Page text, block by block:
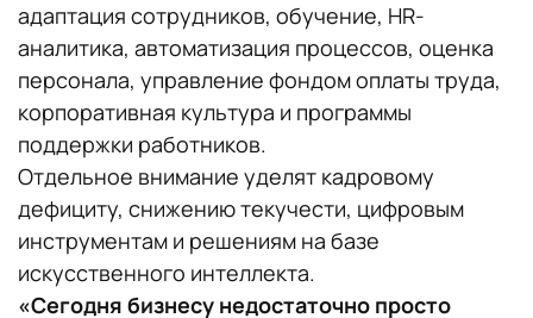
адаптация сотрудников, обучение, HR-
аналитика, автоматизация процессов, оценка
персонала, управление фондом оплаты труда,
корпоративная культура и программы
поддержки работников.
Отдельное внимание уделят кадровому
дефициту, снижению текучести, цифровым
инструментам и решениям на базе
искусственного интеллекта.
«Сегодня бизнесу недостаточно просто